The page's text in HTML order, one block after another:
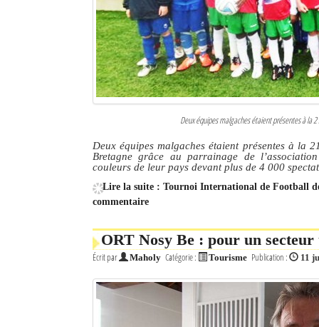
Deux équipes malgaches étaient présentes à la
Deux équipes malgaches étaient présentes à
Bretagne grâce au parrainage de
couleurs de leur pays devant plus de 4 000
Lire la suite : Tournoi International de Football
commentaire
ORT Nosy Be : pour un
Écrit par Maholy Catégorie : Tourisme Publication : 11